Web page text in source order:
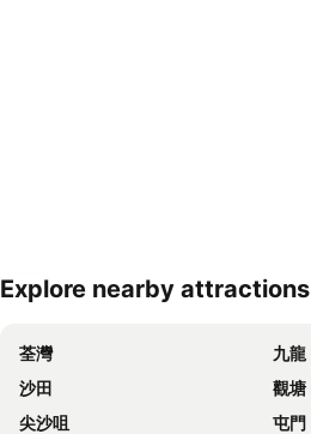
展開地圖
Explore nearby attractions
荃灣
九龍
沙田
觀塘
尖沙咀
屯門